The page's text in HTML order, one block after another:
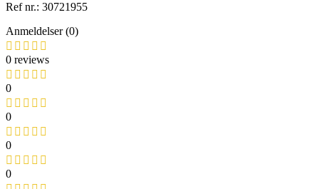
Ref nr.: 30721955
Anmeldelser (0)
0 reviews
0
0
0
0